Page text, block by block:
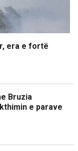
era e fortë
Bruzia
e parave